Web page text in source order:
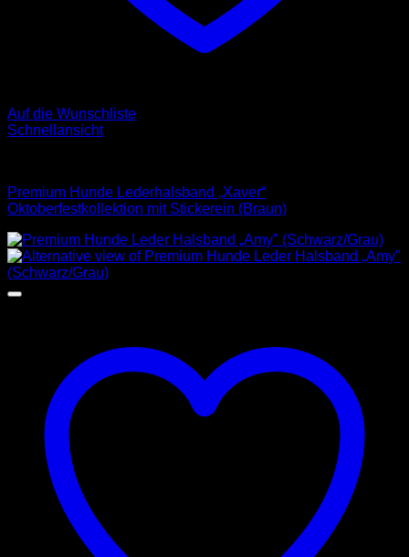
Auf die Wunschliste
Schnellansicht
Premium Hunde Lederhalsband „Xaver“
Oktoberfestkollektion mit Stickerein (Braun)